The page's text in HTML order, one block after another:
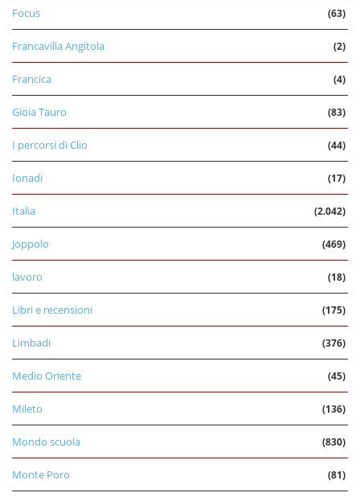
Focus (63)
Francavilla Angitola (2)
Francica (4)
Gioia Tauro (83)
I percorsi di Clio (44)
Ionadi (17)
Italia (2.042)
Joppolo (469)
lavoro (18)
Libri e recensioni (175)
Limbadi (376)
Medio Oriente (45)
Mileto (136)
Mondo scuola (830)
Monte Poro (81)